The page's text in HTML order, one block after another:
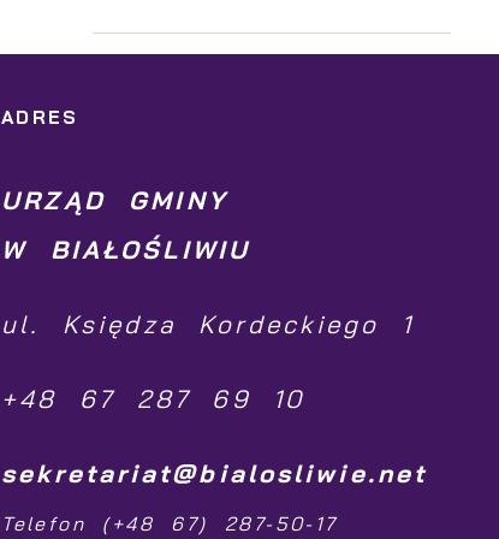
ADRES
URZĄD GMINY
W BIAŁOŚLIWIU
ul. Księdza Kordeckiego 1
+48 67 287 69 10
sekretariat@bialosliwie.net
Telefon (+48 67) 287-50-17